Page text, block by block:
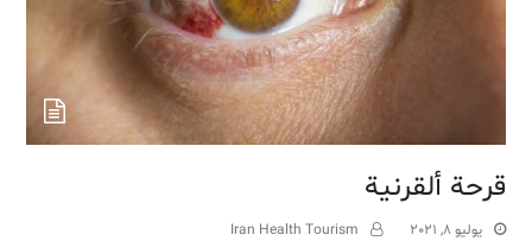
قرحة ألقرنية
يوليو 8, 2021
Iran Health Tourism